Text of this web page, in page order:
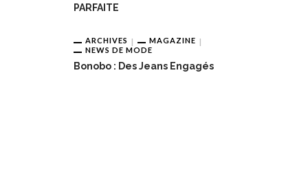
PARFAITE
ARCHIVES
MAGAZINE
NEWS DE MODE
Bonobo : Des Jeans Engagés